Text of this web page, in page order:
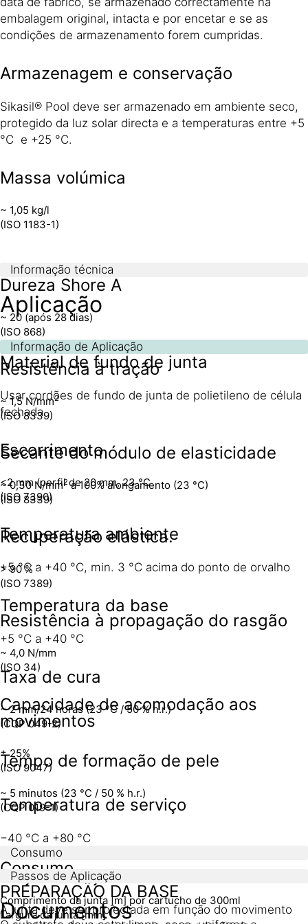
embalagem original, intacta e por encetar e se as
condições de armazenamento forem cumpridas.
Armazenagem e conservação
Sikasil® Pool deve ser armazenado em ambiente seco,
protegido da luz solar directa e a temperaturas entre +5
°C e +25 °C.
Massa volúmica
~ 1,05 kg/l
(ISO 1183-1)
Informação técnica
Dureza Shore A
~ 20 (após 28 dias)
(ISO 868)
Resistência à tração
~ 1,5 N/mm2
(ISO 8339)
Secante do módulo de elasticidade
~ 0,30 N/mm2a 100% alongamento (23 °C)
(ISO 8339)
Recuperação elástica.
> 90 %
(ISO 7389)
Resistência à propagação do rasgão
~ 4,0 N/mm
(ISO 34)
Capacidade de acomodação aos
movimentos
± 25%
(ISO 9047)
Temperatura de serviço
−40 °C a +80 °C
Projecto da junta
A junta deve ser projectada em função do movimento
Aplicação
Informação de Aplicação
Material de fundo de junta
Usar cordões de fundo de junta de polietileno de célula
fechada.
Escorrimento
<2 mm (perfil de 20 mm, 23 °C
(ISO 7390)
Temperatura ambiente
+5 °C a +40 °C, min. 3 °C acima do ponto de orvalho
Temperatura da base
+5 °C a +40 °C
Taxa de cura
~ 2 mm/24 horas (23 °C / 50 % h.r.)
(CQP 049-2)
Tempo de formação de pele
~ 5 minutos (23 °C / 50 % h.r.)
(CQP 019-1)
Consumo
Consumo
Comprimento da junta [m] por cartucho de 300ml
Largura da junta [mm]
Passos de Aplicação
PREPARAÇÃO DA BASE
Documentos